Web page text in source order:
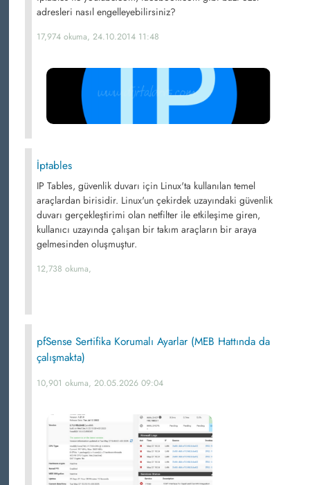
adresleri nasıl engelleyebilirsiniz?
17,974 okuma, 24.10.2014 11:48
İptables
IP Tables, güvenlik duvarı için Linux'ta kullanılan temel
araçlardan birisidir. Linux'un çekirdek uzayındaki güvenlik
duvarı gerçekleştirimi olan netfilter ile etkileşime giren,
kullanıcı uzayında çalışan bir takım araçların bir araya
gelmesinden oluşmuştur.
12,738 okuma,
pfSense Sertifika Korumalı Ayarlar (MEB Hattında da
çalışmakta)
10,901 okuma, 20.05.2026 09:04